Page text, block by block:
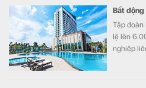
Bất động
Tập đoàn
lệ lên
nghiệp